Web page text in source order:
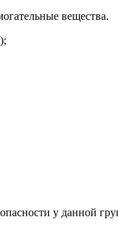
вещества.
у данной